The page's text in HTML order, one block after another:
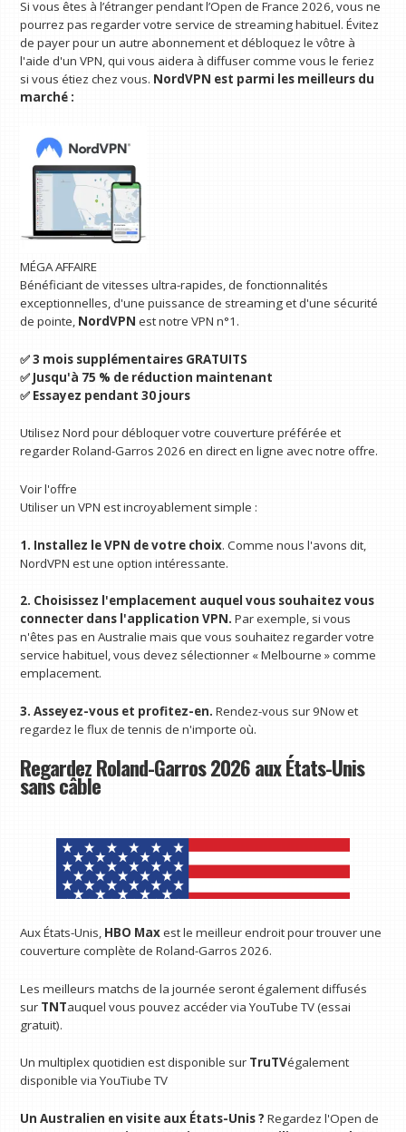
Si vous êtes à l’étranger pendant l’Open de France 2026, vous ne
pourrez pas regarder votre service de streaming habituel. Évitez
de payer pour un autre abonnement et débloquez le vôtre à
l'aide d'un VPN, qui vous aidera à diffuser comme vous le feriez
si vous étiez chez vous. NordVPN est parmi les meilleurs du
marché :
MÉGA AFFAIRE
Bénéficiant de vitesses ultra-rapides, de fonctionnalités
exceptionnelles, d'une puissance de streaming et d'une sécurité
de pointe, NordVPN est notre VPN n°1.
✅ 3 mois supplémentaires GRATUITS
✅ Jusqu'à 75 % de réduction maintenant
✅ Essayez pendant 30 jours
Utilisez Nord pour débloquer votre couverture préférée et
regarder Roland-Garros 2026 en direct en ligne avec notre offre.
Voir l'offre
Utiliser un VPN est incroyablement simple :
1. Installez le VPN de votre choix. Comme nous l'avons dit,
NordVPN est une option intéressante.
2. Choisissez l'emplacement auquel vous souhaitez vous
connecter dans l'application VPN.Par exemple, si vous
n'êtes pas en Australie mais que vous souhaitez regarder votre
service habituel, vous devez sélectionner « Melbourne » comme
emplacement.
3. Asseyez-vous et profitez-en.Rendez-vous sur 9Now et
regardez le flux de tennis de n'importe où.
Regardez Roland-Garros 2026 aux États-Unis
sans câble
Aux États-Unis, HBO Maxest le meilleur endroit pour trouver une
couverture complète de Roland-Garros 2026.
Les meilleurs matchs de la journée seront également diffusés
sur TNTauquel vous pouvez accéder via YouTube TV (essai
gratuit).
Un multiplex quotidien est disponible sur TruTVégalement
disponible via YouTiube TV
Un Australien en visite aux États-Unis ?Regardez l'Open de